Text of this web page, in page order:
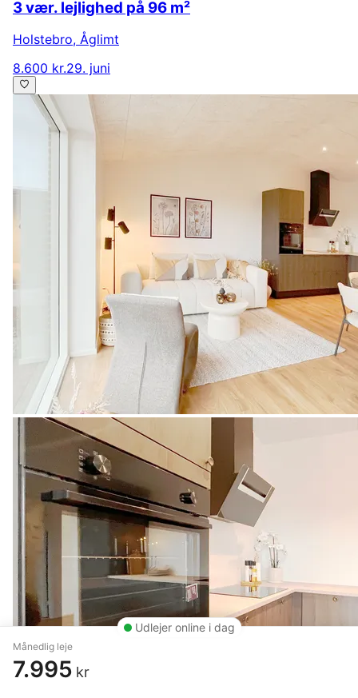
Udlejer online i dag
Månedlig leje
7.995 kr
3 vær. lejlighed på 96 m²
Holstebro, Åglimt
8.600 kr.29. juni